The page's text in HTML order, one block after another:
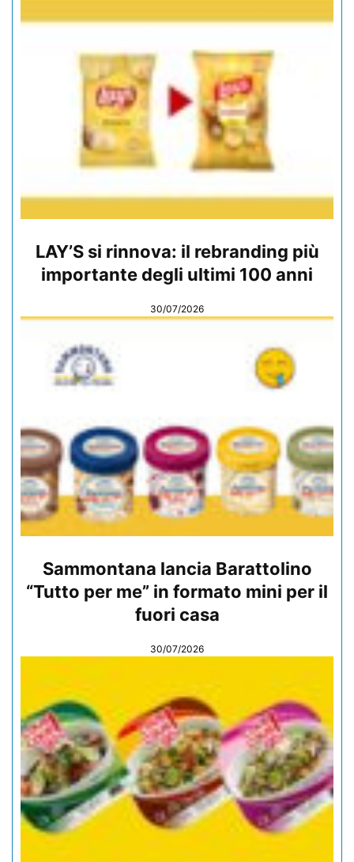
LAY’S si rinnova: il rebranding più
importante degli ultimi 100 anni
30/07/2026
Sammontana lancia Barattolino
“Tutto per me” in formato mini per il
fuori casa
30/07/2026